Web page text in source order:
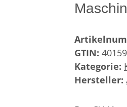
GTIN:
Kategorie:
Hersteller: